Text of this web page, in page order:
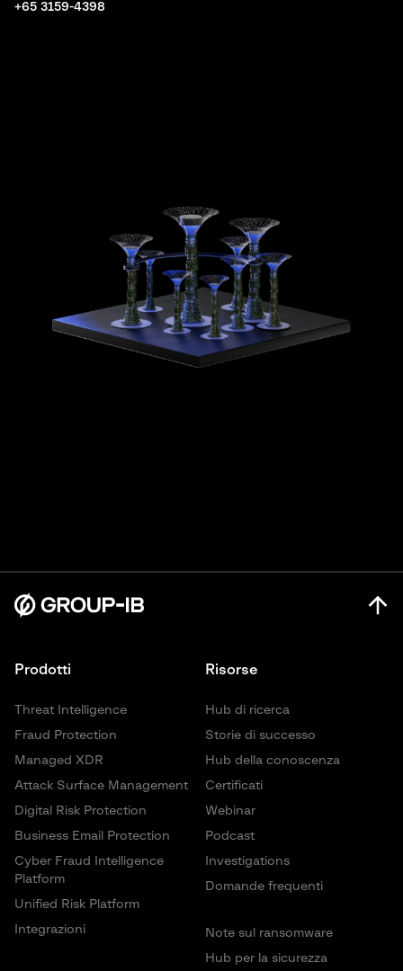
+65 3159-4398
Risorse
Hub di ricerca
Storie di successo
Hub della conoscenza
Certificati
Webinar
Podcast
Investigations
Domande frequenti
Note sul ransomware
Hub per la sicurezza
Prodotti
Threat Intelligence
Fraud Protection
Managed XDR
Attack Surface Management
Digital Risk Protection
Business Email Protection
Cyber Fraud Intelligence
Platform
Unified Risk Platform
Integrazioni